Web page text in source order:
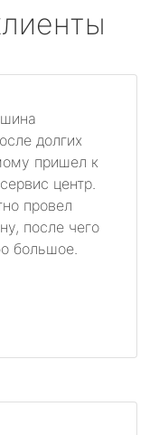
долгих
пришел к
центр.
провел
после чего
большое.